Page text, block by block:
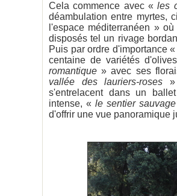
Cela commence avec « les
déambulation entre myrtes,
l'espace méditerranéen »
disposés tel un rivage
Puis par ordre d'importance
centaine de variétés
romantique » avec ses
vallée des lauriers-roses »
s'entrelacent dans un
intense, « le sentier
d'offrir une vue panoramique